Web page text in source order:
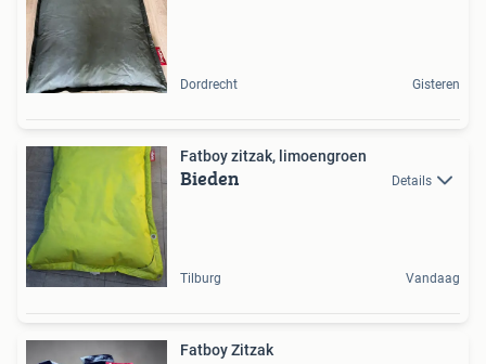
Dordrecht Gisteren
Fatboy zitzak, limoengroen
Bieden Details
Tilburg Vandaag
Fatboy Zitzak